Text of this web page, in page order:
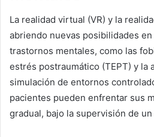
La realidad virtual (VR) y la
abriendo nuevas posibilidades
trastornos mentales, como las
estrés postraumático (TEPT) y la
simulación de entornos
pacientes pueden enfrentar sus
gradual, bajo la supervisión de